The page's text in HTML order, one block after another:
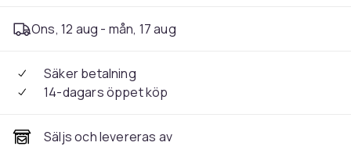
Ons, 12 aug - mån, 17 aug
Säker betalning
14-dagars öppet köp
Säljs och levereras av